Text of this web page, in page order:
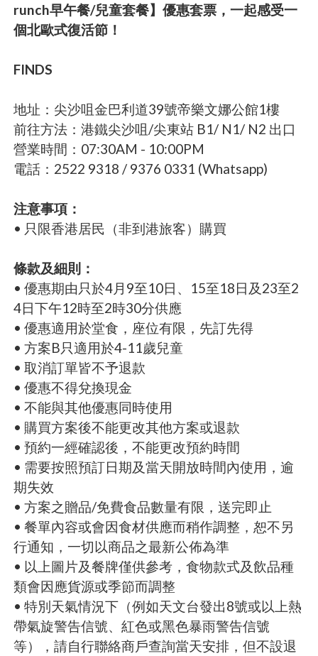
runch早午餐/兒童套餐】優惠套票，一起感受一
個北歐式復活節！
FINDS
地址：尖沙咀金巴利道39號帝樂文娜公館1樓
前往方法：港鐵尖沙咀/尖東站 B1/ N1/ N2 出口
營業時間：07:30AM - 10:00PM
電話：2522 9318 / 9376 0331 (Whatsapp)
注意事項：
• 只限香港居民（非到港旅客）購買
條款及細則：
• 優惠期由只於4月9至10日、15至18日及23至2
4日下午12時至2時30分供應
• 優惠適用於堂食，座位有限，先訂先得
• 方案B只適用於4-11歲兒童
• 取消訂單皆不予退款
• 優惠不得兌換現金
• 不能與其他優惠同時使用
• 購買方案後不能更改其他方案或退款
• 預約一經確認後，不能更改預約時間
• 需要按照預訂日期及當天開放時間內使用，逾
期失效
• 方案之贈品/免費食品數量有限，送完即止
• 餐單內容或會因食材供應而稍作調整，恕不另
行通知，一切以商品之最新公佈為準
• 以上圖片及餐牌僅供參考，食物款式及飲品種
類會因應貨源或季節而調整
• 特別天氣情況下（例如天文台發出8號或以上熱
帶氣旋警告信號、紅色或黑色暴雨警告信號
等），請自行聯絡商戶查詢當天安排，但不設退